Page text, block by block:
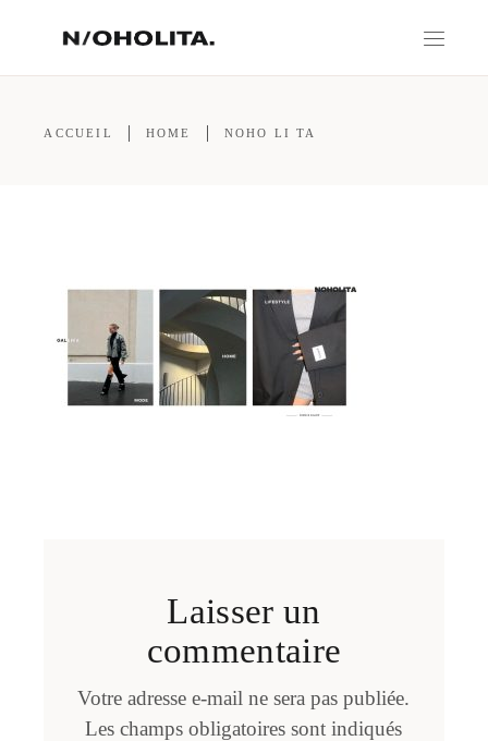
ACCUEIL HOME NOHO LI TA
Laisser un
commentaire
Votre adresse e-mail ne sera pas publiée.
Les champs obligatoires sont indiqués